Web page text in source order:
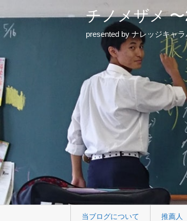
チノメザメ
presented by ナレッジキャラ
当ブログについて 推薦人